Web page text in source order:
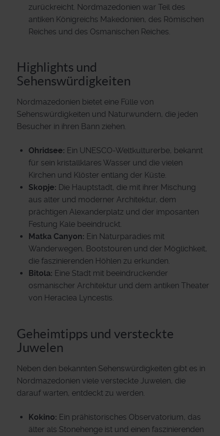
zurückreicht. Nordmazedonien war Teil des
antiken Königreichs Makedonien, des Römischen
Reiches und des Osmanischen Reiches.
Highlights und
Sehenswürdigkeiten
Nordmazedonien bietet eine Fülle von
Sehenswürdigkeiten und Naturwundern, die jeden
Besucher in ihren Bann ziehen.
Ohridsee: Ein UNESCO-Weltkulturerbe, bekannt
für sein kristallklares Wasser und die vielen
Kirchen und Klöster entlang der Küste.
Skopje: Die Hauptstadt, die mit ihrer Mischung
aus alter und moderner Architektur, dem
prächtigen Alexanderplatz und der imposanten
Festung Kale beeindruckt.
Matka Canyon: Ein Naturparadies mit
Wanderwegen, Bootstouren und der Möglichkeit,
die faszinierenden Höhlen zu erkunden.
Bitola: Eine Stadt mit beeindruckender
osmanischer Architektur und dem antiken Theater
von Heraclea Lyncestis.
Geheimtipps und versteckte
Juwelen
Neben den bekannten Sehenswürdigkeiten gibt es in
Nordmazedonien viele versteckte Juwelen, die
darauf warten, entdeckt zu werden.
Kokino: Ein prähistorisches Observatorium, das
älter als Stonehenge ist und einen faszinierenden